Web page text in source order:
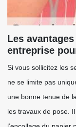
Les
entreprise
Si vous sollicitez les
ne se limite pas
une bonne tenue de
les travaux de pose.